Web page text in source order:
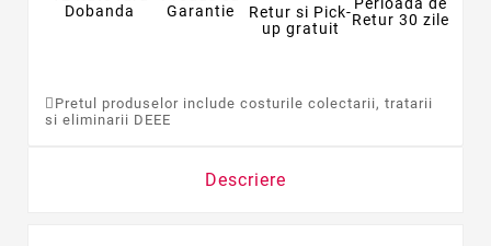
Dobanda
Garantie
Retur si Pick-
up gratuit
Perioada de
Retur 30 zile
Pretul produselor include costurile colectarii, tratarii
si eliminarii DEEE
Descriere